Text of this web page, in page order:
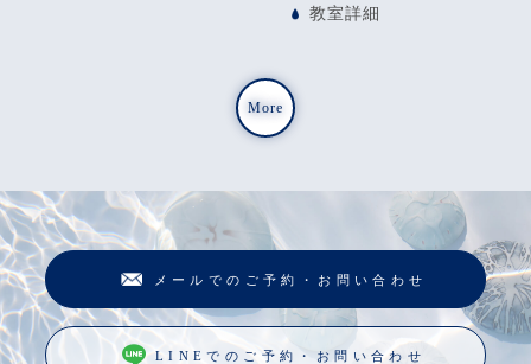
教室詳細
More
メールでのご予約・お問い合わせ
LINEでのご予約・お問い合わせ